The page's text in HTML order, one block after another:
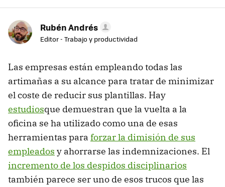
Rubén Andrés
Editor - Trabajo y productividad
Las empresas están empleando todas las
artimañas a su alcance para tratar de minimizar
el coste de reducir sus plantillas. Hay
estudiosque demuestran que la vuelta a la
oficina se ha utilizado como una de esas
herramientas para forzar la dimisión de sus
empleados y ahorrarse las indemnizaciones. El
incremento de los despidos disciplinarios
también parece ser uno de esos trucos que las